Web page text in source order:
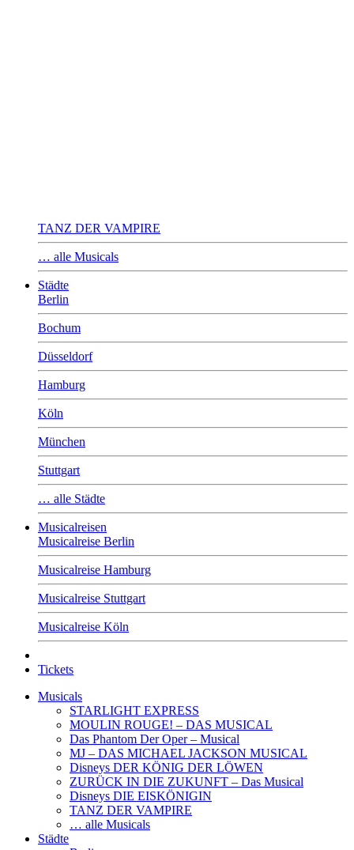
TANZ DER VAMPIRE
… alle Musicals
Städte
Berlin
Bochum
Düsseldorf
Hamburg
Köln
München
Stuttgart
… alle Städte
Musicalreisen
Musicalreise Berlin
Musicalreise Hamburg
Musicalreise Stuttgart
Musicalreise Köln
Tickets
Musicals
STARLIGHT EXPRESS
MOULIN ROUGE! – DAS MUSICAL
Das Phantom Der Oper – Musical
MJ – DAS MICHAEL JACKSON MUSICAL
Disneys DER KÖNIG DER LÖWEN
ZURÜCK IN DIE ZUKUNFT – Das Musical
Disneys DIE EISKÖNIGIN
TANZ DER VAMPIRE
… alle Musicals
Städte